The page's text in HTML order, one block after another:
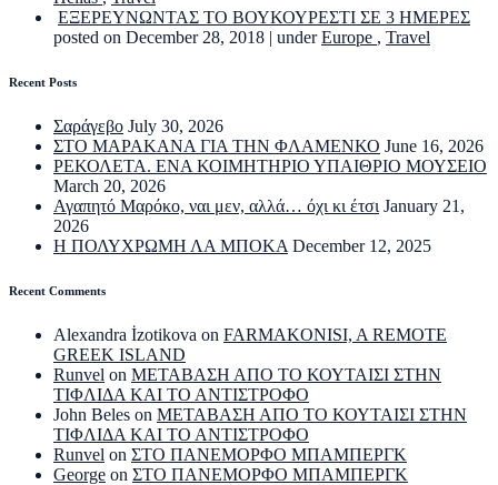
ΕΞΕΡΕΥΝΩΝΤΑΣ ΤΟ ΒΟΥΚΟΥΡΕΣΤΙ ΣΕ 3 ΗΜΕΡΕΣ
posted on December 28, 2018 | underEurope , Travel
Recent Posts
Σαράγεβο July 30, 2026
ΣΤΟ ΜΑΡΑΚΑΝΑ ΓΙΑ ΤΗΝ ΦΛΑΜΕΝΚΟ June 16, 2026
ΡΕΚΟΛΕΤΑ. ΕΝΑ ΚΟΙΜΗΤΗΡΙΟ ΥΠΑΙΘΡΙΟ ΜΟΥΣΕΙΟ
March 20, 2026
Αγαπητό Μαρόκο, ναι μεν, αλλά… όχι κι έτσι January 21,
2026
Η ΠΟΛΥΧΡΩΜΗ ΛΑ ΜΠΟΚΑ December 12, 2025
Recent Comments
Alexandra İzotikova on FARMAKONISI, A REMOTE
GREEK ISLAND
Runvel on ΜΕΤΑΒΑΣΗ ΑΠΟ ΤΟ ΚΟΥΤΑΙΣΙ ΣΤΗΝ
ΤΙΦΛΙΔΑ ΚΑΙ ΤΟ ΑΝΤΙΣΤΡΟΦΟ
John Beles on ΜΕΤΑΒΑΣΗ ΑΠΟ ΤΟ ΚΟΥΤΑΙΣΙ ΣΤΗΝ
ΤΙΦΛΙΔΑ ΚΑΙ ΤΟ ΑΝΤΙΣΤΡΟΦΟ
Runvel on ΣΤΟ ΠΑΝΕΜΟΡΦΟ ΜΠΑΜΠΕΡΓΚ
George on ΣΤΟ ΠΑΝΕΜΟΡΦΟ ΜΠΑΜΠΕΡΓΚ